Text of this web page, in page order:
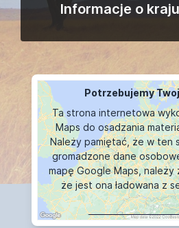
Informacje o
Potrzebujemy
Ta strona internetowa
Maps do osadzania
Należy pamiętać, że w ten
gromadzone dane
mapę Google Maps,
że jest ona ładowana z